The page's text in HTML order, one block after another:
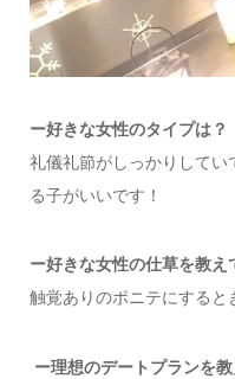
ー好きな女性のタイプは？
礼儀礼節がしっかりして
る子がいいです！
ー好きな女性の仕草を教え
触覚ありのポニテにすると
ー理想のデートプランを